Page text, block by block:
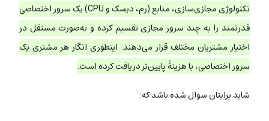
تکنولوژی مجازی‌سازی، منابع (رم، دیسک و CPU) یک سرور اختصاصی
قدرتمند را به چند سرور مجازی تقسیم کرده و به‌صورت مستقل در
اختیار مشتریان مختلف قرار می‌دهند. اینطوری انگار هر مشتری یک
سرور اختصاصی، با هزینۀ پایین‌تر دریافت کرده است.
شاید برایتان سوال شده باشد که: